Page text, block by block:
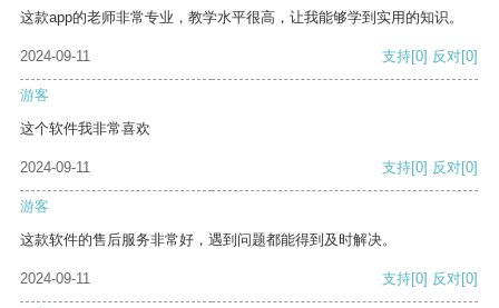
这款app的老师非常专业，教学水平很高，让我能够学到实用的知识。
2024-09-11 支持[0] 反对[0]
游客
这个软件我非常喜欢
2024-09-11 支持[0] 反对[0]
游客
这款软件的售后服务非常好，遇到问题都能得到及时解决。
2024-09-11 支持[0] 反对[0]